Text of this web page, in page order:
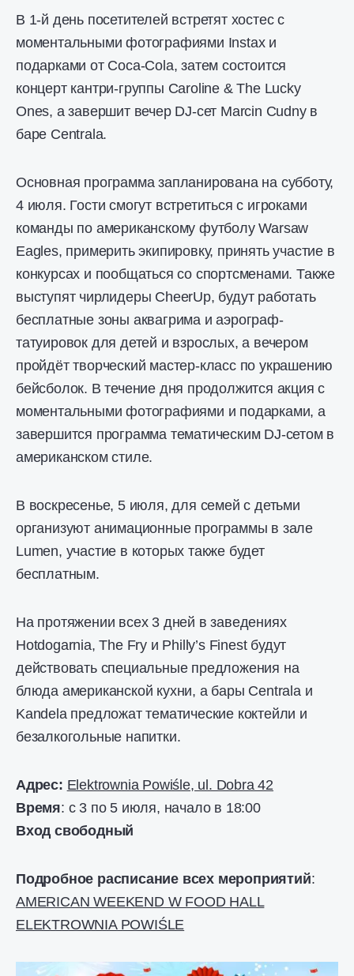
В 1-й день посетителей встретят хостес с
моментальными фотографиями Instax и
подарками от Coca-Cola, затем состоится
концерт кантри-группы Caroline & The Lucky
Ones, а завершит вечер DJ-сет Marcin Cudny в
баре Centrala.
Основная программа запланирована на субботу,
4 июля. Гости смогут встретиться с игроками
команды по американскому футболу Warsaw
Eagles, примерить экипировку, принять участие в
конкурсах и пообщаться со спортсменами. Также
выступят чирлидеры CheerUp, будут работать
бесплатные зоны аквагрима и аэрограф-
татуировок для детей и взрослых, а вечером
пройдёт творческий мастер-класс по украшению
бейсболок. В течение дня продолжится акция с
моментальными фотографиями и подарками, а
завершится программа тематическим DJ-сетом в
американском стиле.
В воскресенье, 5 июля, для семей с детьми
организуют анимационные программы в зале
Lumen, участие в которых также будет
бесплатным.
На протяжении всех 3 дней в заведениях
Hotdogarnia, The Fry и Philly’s Finest будут
действовать специальные предложения на
блюда американской кухни, а бары Centrala и
Kandela предложат тематические коктейли и
безалкогольные напитки.
Адрес: Elektrownia Powiśle, ul. Dobra 42
Время: с 3 по 5 июля, начало в 18:00
Вход свободный
Подробное расписание всех мероприятий:
AMERICAN WEEKEND W FOOD HALL
ELEKTROWNIA POWIŚLE